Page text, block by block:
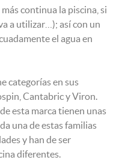
continua la piscina, si
a utilizar…); así con un
el agua en
categorías en sus
Cantabric y Viron.
esta marca tienen unas
una de estas familias
y han de ser
diferentes.